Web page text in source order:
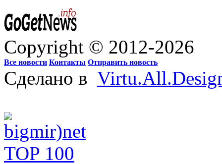
Copyright © 2012-2026
Все новости Контакты Отправить новость
Сделано в